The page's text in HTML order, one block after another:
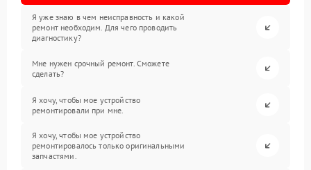
Я уже знаю в чем неисправность и какой
ремонт необходим. Для чего проводить
диагностику?
Мне нужен срочный ремонт. Сможете
сделать?
Я хочу, чтобы мое устройство
ремонтировали при мне.
Я хочу, чтобы мое устройство
ремонтировалось только оригинальными
запчастями.